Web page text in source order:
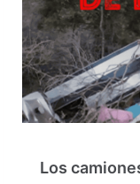
Los